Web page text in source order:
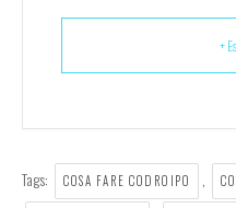
+
Tags: COSA FARE CODROIPO